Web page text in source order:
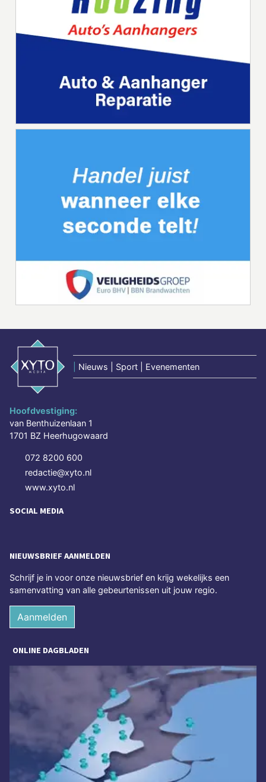
Nieuws | Sport | Evenementen
Hoofdvestiging:
van Benthuizenlaan 1
1701 BZ Heerhugowaard
072 8200 600
redactie@xyto.nl
www.xyto.nl
SOCIAL MEDIA
NIEUWSBRIEF AANMELDEN
Schrijf je in voor onze nieuwsbrief en krijg wekelijks een
samenvatting van alle gebeurtenissen uit jouw regio.
Aanmelden
ONLINE DAGBLADEN